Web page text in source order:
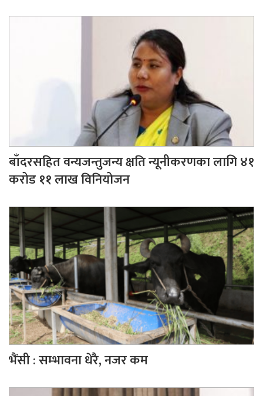
बाँदरसहित वन्यजन्तुजन्य क्षति न्यूनीकरणका लागि ४१
करोड ११ लाख विनियोजन
भैंसी : सम्भावना धेरै, नजर कम